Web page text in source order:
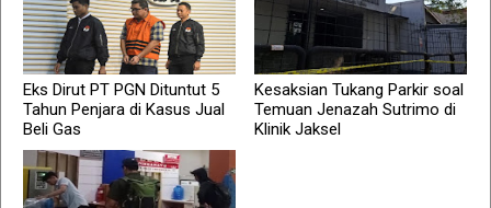
Eks Dirut PT PGN Dituntut 5
Tahun Penjara di Kasus Jual
Beli Gas
Kesaksian Tukang Parkir soal
Temuan Jenazah Sutrimo di
Klinik Jaksel